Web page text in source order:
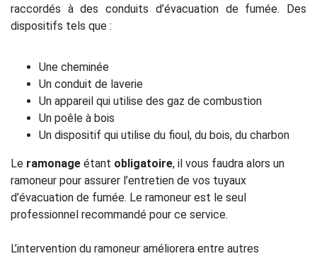
raccordés à des conduits d’évacuation de fumée. Des
dispositifs tels que :
Une cheminée
Un conduit de laverie
Un appareil qui utilise des gaz de combustion
Un poêle à bois
Un dispositif qui utilise du fioul, du bois, du charbon
Le ramonage étant obligatoire, il vous faudra alors un
ramoneur pour assurer l’entretien de vos tuyaux
d’évacuation de fumée. Le ramoneur est le seul
professionnel recommandé pour ce service.
L’intervention du ramoneur améliorera entre autres